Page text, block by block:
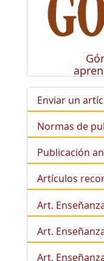
Enviar un
Normas de
Publicación
Artículos
Art.
Art.
Art.